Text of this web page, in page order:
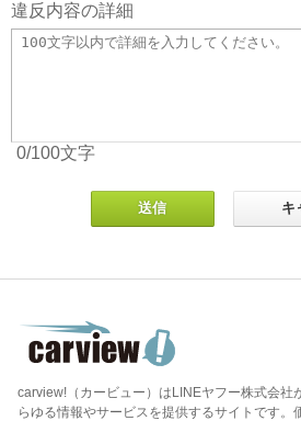
違反内容の詳細
0/100文字
carview!（カービュー）はLINEヤフー株式会社
らゆる情報やサービスを提供するサイトです。